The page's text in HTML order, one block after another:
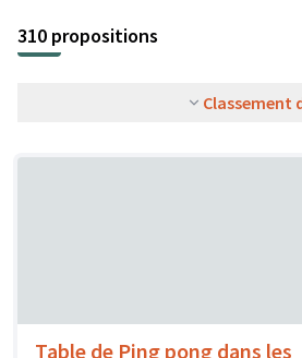
310 propositions
Classement
Table de Ping pong dans les